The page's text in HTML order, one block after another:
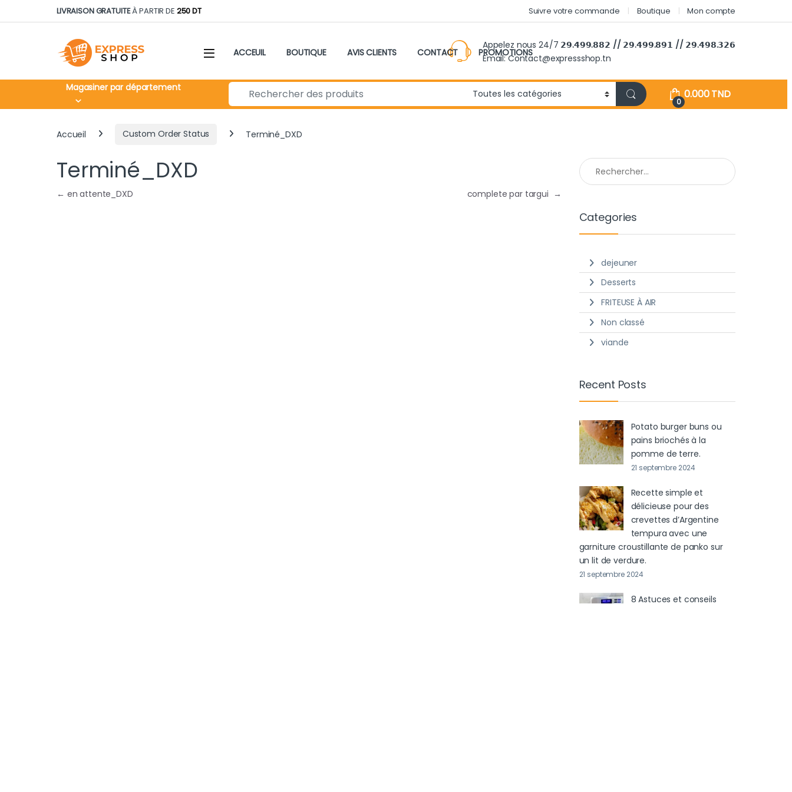
Skip to navigation
Skip to contentLIVRAISON GRATUITEÀ PARTIR DE 250 DT Suivre votre commande Boutique Mon compte
ACCEUIL BOUTIQUE AVIS CLIENTS CONTACT PROMOTIONS
Appelez nous 24/7 𝟮𝟵.𝟰𝟵𝟵.𝟴𝟴𝟮 // 𝟮𝟵.𝟰𝟵𝟵.𝟴𝟵𝟭 // 𝟮𝟵.𝟰𝟵𝟴.𝟯𝟮𝟲
Email: Contact@expressshop.tn
Magasiner par département Search for:
0
0.000TND
Accueil Custom Order Status Terminé_DXD
Terminé_DXD
Navigation de l’article
← en attente_DXD complete par targui →
Rechercher :
Categories
dejeuner
Desserts
FRITEUSE À AIR
Non classé
viande
Recent Posts
Potato burger buns ou
pains briochés à la
pomme de terre.
21 septembre 2024
Recette simple et
délicieuse pour des
crevettes d’Argentine
tempura avec une
garniture croustillante de panko sur
un lit de verdure.
21 septembre 2024
8 Astuces et conseils